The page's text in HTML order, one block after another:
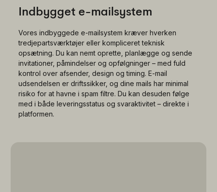
Indbygget e-mailsystem
Vores indbyggede e-mailsystem kræver hverken
tredjepartsværktøjer eller kompliceret teknisk
opsætning. Du kan nemt oprette, planlægge og sende
invitationer, påmindelser og opfølgninger – med fuld
kontrol over afsender, design og timing. E-mail
udsendelsen er driftssikker, og dine mails har minimal
risiko for at havne i spam filtre. Du kan desuden følge
med i både leveringsstatus og svaraktivitet – direkte i
platformen.